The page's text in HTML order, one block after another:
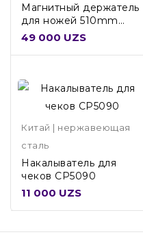
Магнитный держатель
для ножей 510mm
KM510
49 000 UZS
Китай | нержавеющая
сталь
Накалыватель для
чеков CP5090
11 000 UZS